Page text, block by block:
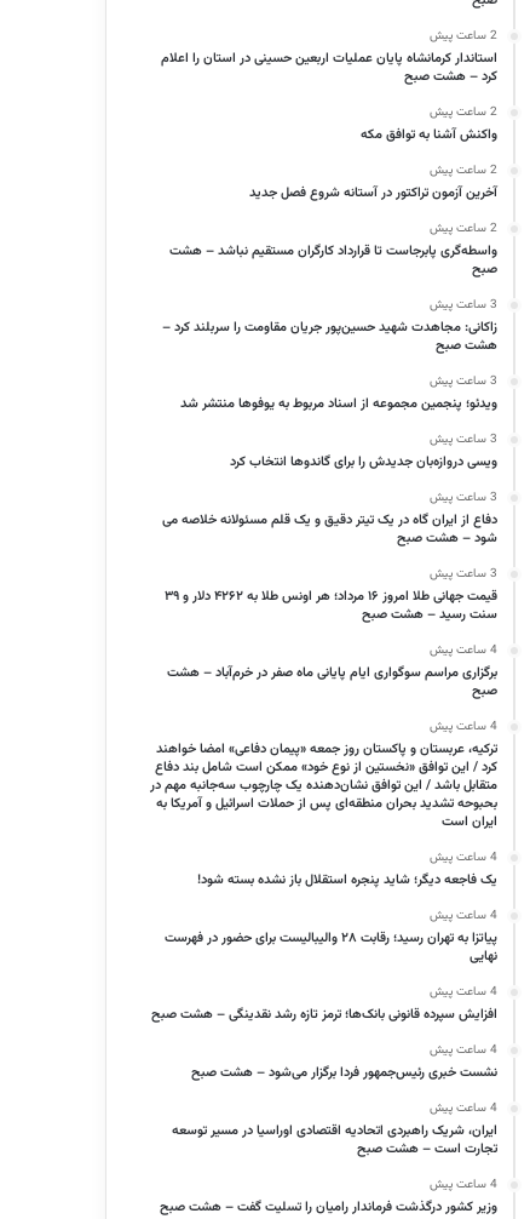
2 ساعت پیش
استاندار کرمانشاه پایان عملیات اربعین حسینی در استان را اعلام
کرد – هشت صبح
2 ساعت پیش
واکنش آشنا به توافق مکه
2 ساعت پیش
آخرین آزمون تراکتور در آستانه شروع فصل جدید
2 ساعت پیش
واسطه‌گری پابرجاست تا قرارداد کارگران مستقیم نباشد – هشت
صبح
3 ساعت پیش
زاکانی: مجاهدت شهید حسین‌پور جریان مقاومت را سربلند کرد –
هشت صبح
3 ساعت پیش
ویدئو؛ پنجمین مجموعه از اسناد مربوط به یوفوها منتشر شد
3 ساعت پیش
ویسی دروازه‌بان جدیدش را برای گاندوها انتخاب کرد
3 ساعت پیش
دفاع از ایران گاه در یک تیتر دقیق و یک قلم مسئولانه خلاصه می
شود – هشت صبح
3 ساعت پیش
قیمت جهانی طلا امروز ۱۶ مرداد؛ هر اونس طلا به ۴۲۶۲ دلار و ۳۹
سنت رسید – هشت صبح
4 ساعت پیش
برگزاری مراسم سوگواری ایام پایانی ماه صفر در خرم‌آباد – هشت
صبح
4 ساعت پیش
ترکیه، عربستان و پاکستان روز جمعه «پیمان دفاعی» امضا خواهند
کرد / این توافق «نخستین از نوع خود» ممکن است شامل بند دفاع
متقابل باشد / این توافق نشان‌دهنده یک چارچوب سه‌جانبه مهم در
بحبوحه تشدید بحران منطقه‌ای پس از حملات اسرائیل و آمریکا به
ایران است
4 ساعت پیش
یک فاجعه دیگر؛ شاید پنجره استقلال باز نشده بسته شود!
4 ساعت پیش
پیاتزا به تهران رسید؛ رقابت ۲۸ والیبالیست برای حضور در فهرست
نهایی
4 ساعت پیش
افزایش سپرده قانونی بانک‌ها؛ ترمز تازه رشد نقدینگی – هشت صبح
4 ساعت پیش
نشست خبری رئیس‌جمهور فردا برگزار می‌شود – هشت صبح
4 ساعت پیش
ایران، شریک راهبردی اتحادیه اقتصادی اوراسیا در مسیر توسعه
تجارت است – هشت صبح
4 ساعت پیش
وزیر کشور درگذشت فرماندار رامیان را تسلیت گفت – هشت صبح